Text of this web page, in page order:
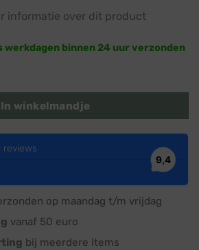
informatie over dit product
werkdagen binnen 24 uur verzonden
10 meter · Brennenstuhl aantal
In winkelmandje
op maandag t/m vrijdag
vanaf 50 euro
bij meerdere items